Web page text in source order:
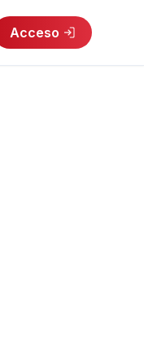
Acceso